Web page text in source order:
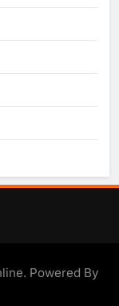
Powered By